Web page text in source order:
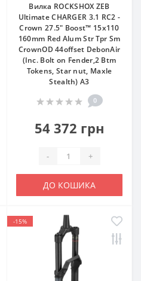
Вилка ROCKSHOX ZEB
Ultimate CHARGER 3.1 RC2 -
Crown 27.5" Boost™ 15x110
160mm Red Alum Str Tpr Sm
CrownOD 44offset DebonAir
(Inc. Bolt on Fender,2 Btm
Tokens, Star nut, Maxle
Stealth) A3
0
54 372 грн
- +
ДО КОШИКА
-15%